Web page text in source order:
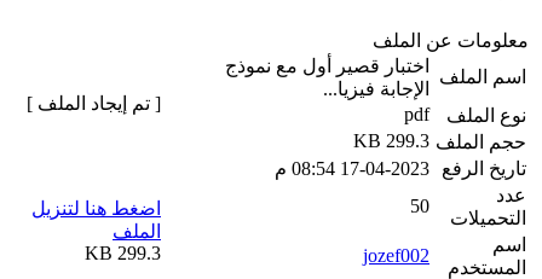
معلومات عن الملف
اسم الملف
اختبار قصير أول مع نموذج
الإجابة فيزيا...
نوع الملف
pdf
حجم الملف 299.3 KB
تاريخ الرفع
17-04-2023 08:54 م
عدد
التحميلات
50
اسم
المستخدم
jozef002
[ تم إيجاد الملف ]
اضغط هنا لتنزيل
الملف
299.3 KB